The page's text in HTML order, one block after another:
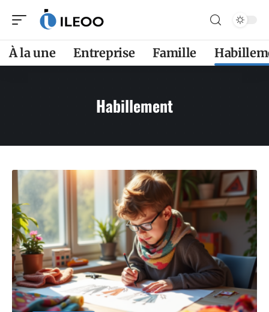
À la une Entreprise Famille
Habillement